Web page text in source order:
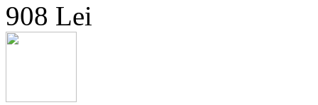
908 Lei